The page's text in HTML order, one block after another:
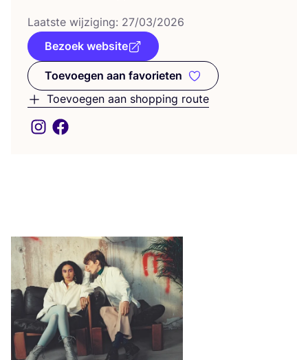
Laat­ste wij­zi­ging: 27/03/2026
Bezoek website
Toevoegen aan favorieten
Toevoegen aan favorieten
Toevoegen aan shopping route